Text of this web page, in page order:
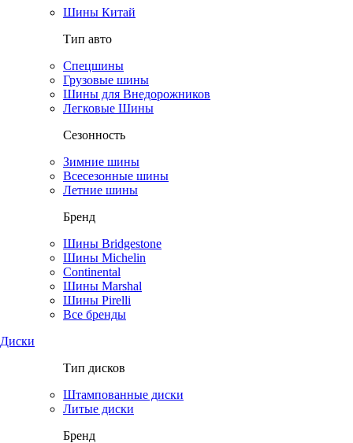
Шины Китай
Тип авто
Спецшины
Грузовые шины
Шины для Внедорожников
Легковые Шины
Сезонность
Зимние шины
Всесезонные шины
Летние шины
Бренд
Шины Bridgestone
Шины Michelin
Continental
Шины Marshal
Шины Pirelli
Все бренды
Диски
Тип дисков
Штампованные диски
Литые диски
Бренд